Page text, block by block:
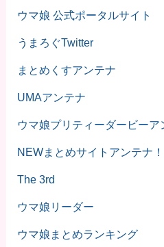
ウマ娘 公式ポータルサイト
うまろぐTwitter
まとめくすアンテナ
UMAアンテナ
ウマ娘プリティーダービーア
NEWまとめサイトアンテナ！
The 3rd
ウマ娘リーダー
ウマ娘まとめランキング